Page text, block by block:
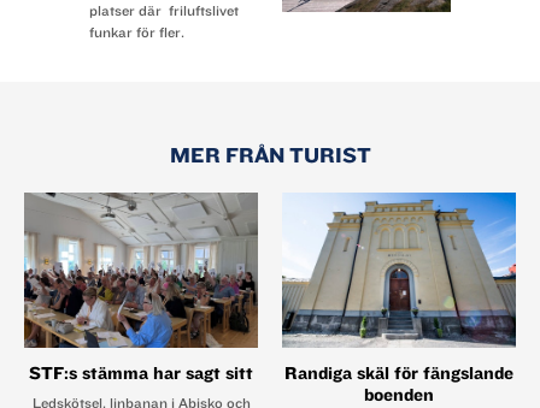
platser där friluftslivet
funkar för fler.
MER FRÅN TURIST
STF:s stämma har sagt sitt
Ledskötsel, linbanan i Abisko och
Randiga skäl för fängslande
boenden